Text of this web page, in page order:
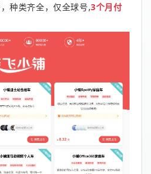
种类齐全，仅全球号,3个月付